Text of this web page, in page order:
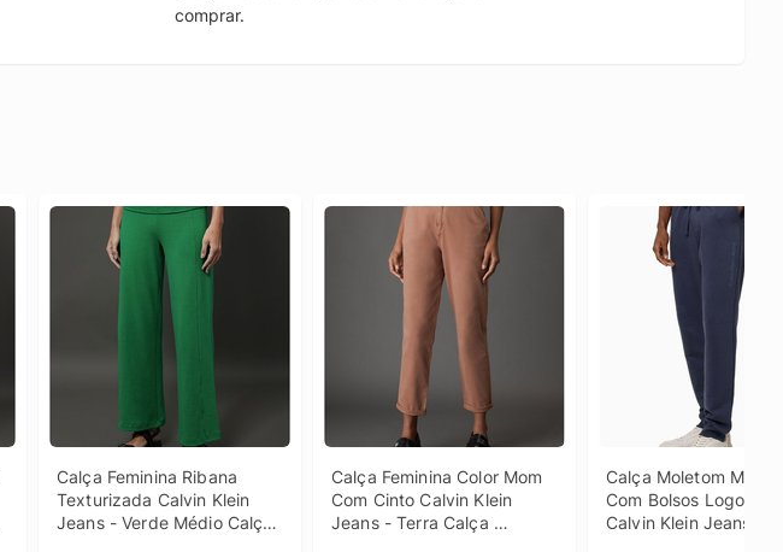
comprar.
Calça Feminina Ribana
Texturizada Calvin Klein
Jeans - Verde Médio Calça
Calça Feminina Color Mom
Com Cinto Calvin Klein
Jeans - Terra Calça
Calça Moletom
Com Bolsos Logo
Calvin Klein Jeans -